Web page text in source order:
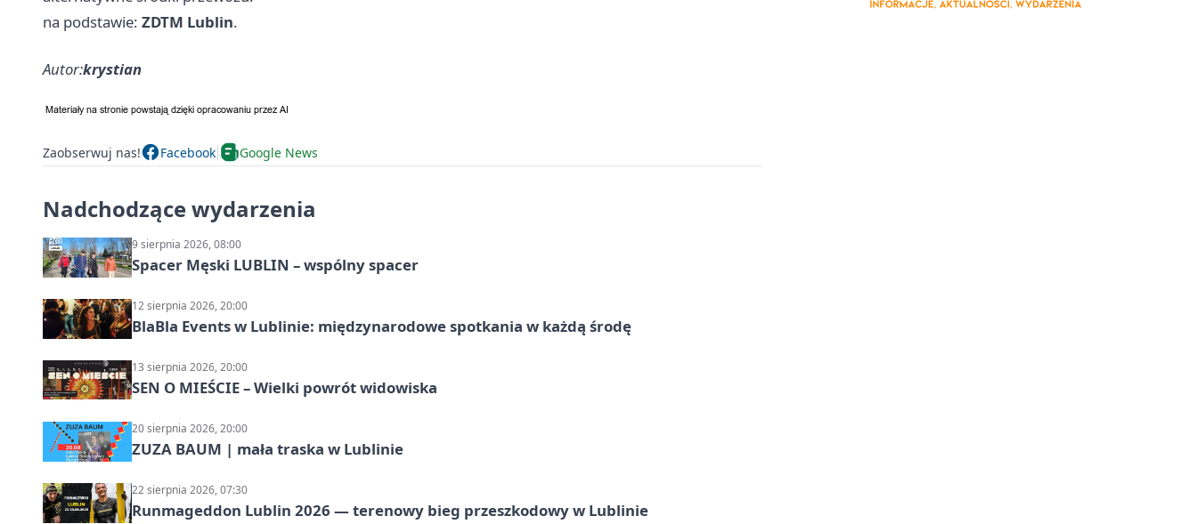
na podstawie: ZDTM Lublin.
Autor:krystian
Zaobserwuj nas! Facebook Google News
Nadchodzące wydarzenia
9 sierpnia 2026, 08:00
Spacer Męski LUBLIN – wspólny spacer
12 sierpnia 2026, 20:00
BlaBla Events w Lublinie: międzynarodowe spotkania w każdą środę
13 sierpnia 2026, 20:00
SEN O MIEŚCIE – Wielki powrót widowiska
20 sierpnia 2026, 20:00
ZUZA BAUM | mała traska w Lublinie
22 sierpnia 2026, 07:30
Runmageddon Lublin 2026 — terenowy bieg przeszkodowy w Lublinie